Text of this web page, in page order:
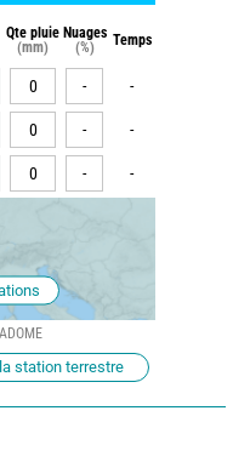
Qte pluie
(mm)
Nuages
(%)
Temps
0 - -
0 - -
0 - -
station terrestre